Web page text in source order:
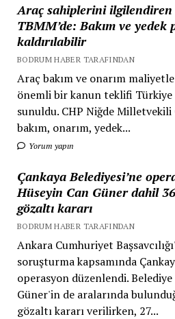
Araç sahiplerini
TBMM’de: Bakım ve yedek
kaldırılabilir
BODRUM HABER TARAFINDAN
Araç bakım ve onarım
önemli bir kanun teklifi
sunuldu. CHP Niğde
bakım, onarım, yedek...
Yorum yapın
Çankaya Belediyesi’ne
Hüseyin Can Güner dahil
gözaltı kararı
BODRUM HABER TARAFINDAN
Ankara Cumhuriyet
soruşturma kapsamında
operasyon düzenlendi. Belediye
Güner'in de aralarında
gözaltı kararı verilirken, 27...